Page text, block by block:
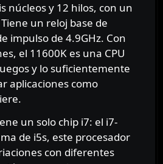
núcleos y 12 hilos, con un
un reloj base de
impulso de 4.9GHz. Con
el 11600K es una CPU
y lo suficientemente
aplicaciones como
un solo chip i7: el i7-
de i5s, este procesador
con diferentes